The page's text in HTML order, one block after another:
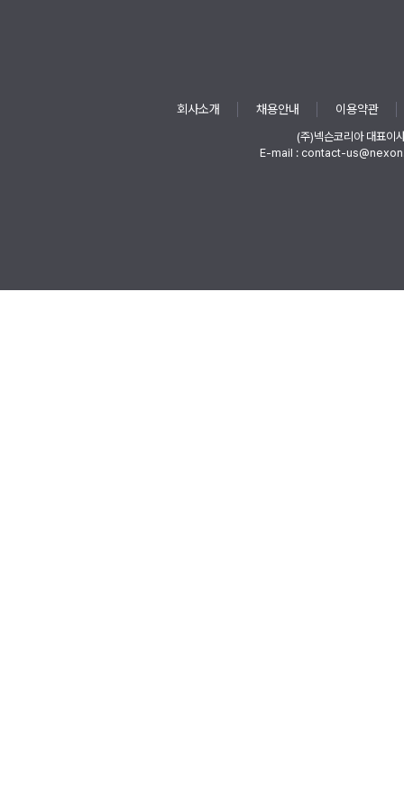
회사소개 채용안내 이용약관
(주)넥슨코리아 대표이
E-mail : contact-